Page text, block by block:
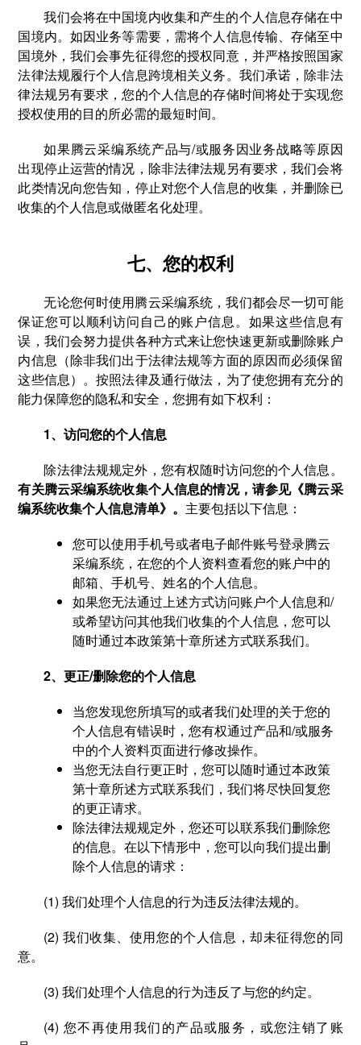
我们会将在中国境内收集和产生的个人信息存储在中
国境内。如因业务等需要，需将个人信息传输、存储至中
国境外，我们会事先征得您的授权同意，并严格按照国家
法律法规履行个人信息跨境相关义务。我们承诺，除非法
律法规另有要求，您的个人信息的存储时间将处于实现您
授权使用的目的所必需的最短时间。
如果腾云采编系统产品与/或服务因业务战略等原因
出现停止运营的情况，除非法律法规另有要求，我们会将
此类情况向您告知，停止对您个人信息的收集，并删除已
收集的个人信息或做匿名化处理。
七、您的权利
无论您何时使用腾云采编系统，我们都会尽一切可能
保证您可以顺利访问自己的账户信息。如果这些信息有
误，我们会努力提供各种方式来让您快速更新或删除账户
内信息（除非我们出于法律法规等方面的原因而必须保留
这些信息）。按照法律及通行做法，为了使您拥有充分的
能力保障您的隐私和安全，您拥有如下权利：
1、访问您的个人信息
除法律法规规定外，您有权随时访问您的个人信息。
有关腾云采编系统收集个人信息的情况，请参见《腾云采
编系统收集个人信息清单》。 主要包括以下信息：
您可以使用手机号或者电子邮件账号登录腾云
采编系统，在您的个人资料查看您的账户中的
邮箱、手机号、姓名的个人信息。
如果您无法通过上述方式访问账户个人信息和/
或希望访问其他我们收集的个人信息，您可以
随时通过本政策第十章所述方式联系我们。
2、更正/删除您的个人信息
当您发现您所填写的或者我们处理的关于您的
个人信息有错误时，您有权通过产品和/或服务
中的个人资料页面进行修改操作。
当您无法自行更正时，您可以随时通过本政策
第十章所述方式联系我们，我们将尽快回复您
的更正请求。
除法律法规规定外，您还可以联系我们删除您
的信息。在以下情形中，您可以向我们提出删
除个人信息的请求：
(1) 我们处理个人信息的行为违反法律法规的。
(2) 我们收集、使用您的个人信息，却未征得您的同
意。
(3) 我们处理个人信息的行为违反了与您的约定。
(4) 您不再使用我们的产品或服务，或您注销了账